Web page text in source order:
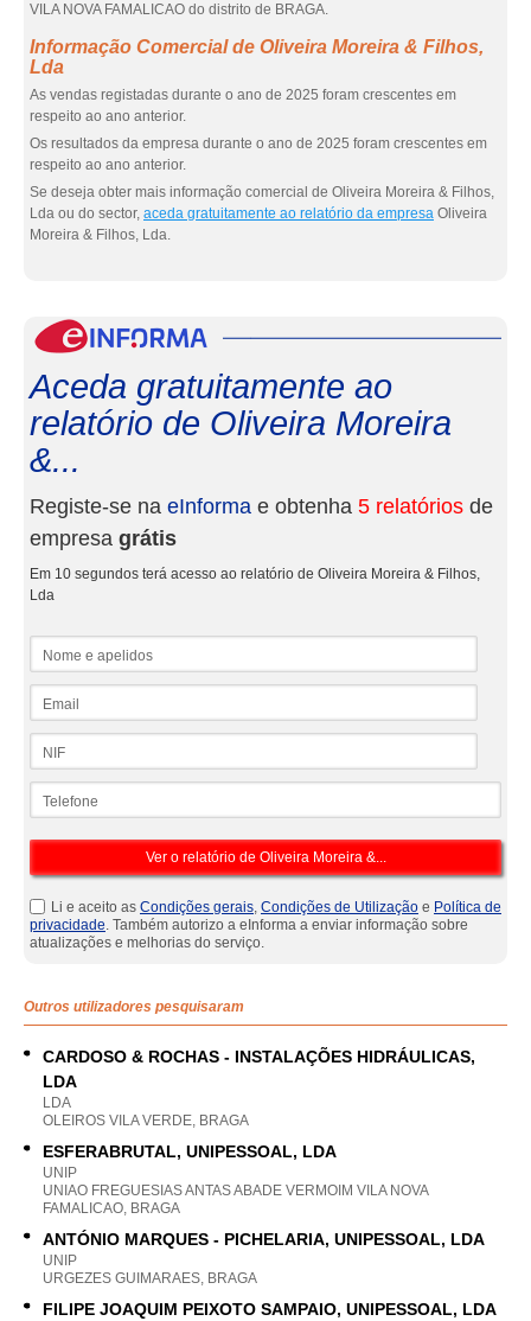
VILA NOVA FAMALICAO do distrito de BRAGA.
Informação Comercial de Oliveira Moreira & Filhos,
Lda
As vendas registadas durante o ano de 2025 foram crescentes em
respeito ao ano anterior.
Os resultados da empresa durante o ano de 2025 foram crescentes em
respeito ao ano anterior.
Se deseja obter mais informação comercial de Oliveira Moreira & Filhos,
Lda ou do sector, aceda gratuitamente ao relatório da empresa Oliveira
Moreira & Filhos, Lda.
Aceda gratuitamente ao
relatório de Oliveira Moreira
&...
Registe-se na eInforma e obtenha 5 relatórios de
empresa grátis
Em 10 segundos terá acesso ao relatório de Oliveira Moreira & Filhos,
Lda
Li e aceito as Condições gerais, Condições de Utilização e Política de
privacidade. Também autorizo a eInforma a enviar informação sobre
atualizações e melhorias do serviço.
Outros utilizadores pesquisaram
CARDOSO & ROCHAS - INSTALAÇÕES HIDRÁULICAS,
LDA
LDA
OLEIROS VILA VERDE, BRAGA
ESFERABRUTAL, UNIPESSOAL, LDA
UNIP
UNIAO FREGUESIAS ANTAS ABADE VERMOIM VILA NOVA
FAMALICAO, BRAGA
ANTÓNIO MARQUES - PICHELARIA, UNIPESSOAL, LDA
UNIP
URGEZES GUIMARAES, BRAGA
FILIPE JOAQUIM PEIXOTO SAMPAIO, UNIPESSOAL, LDA